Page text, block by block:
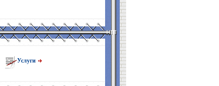
Услуги